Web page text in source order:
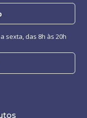
sexta, das 8h às 20h